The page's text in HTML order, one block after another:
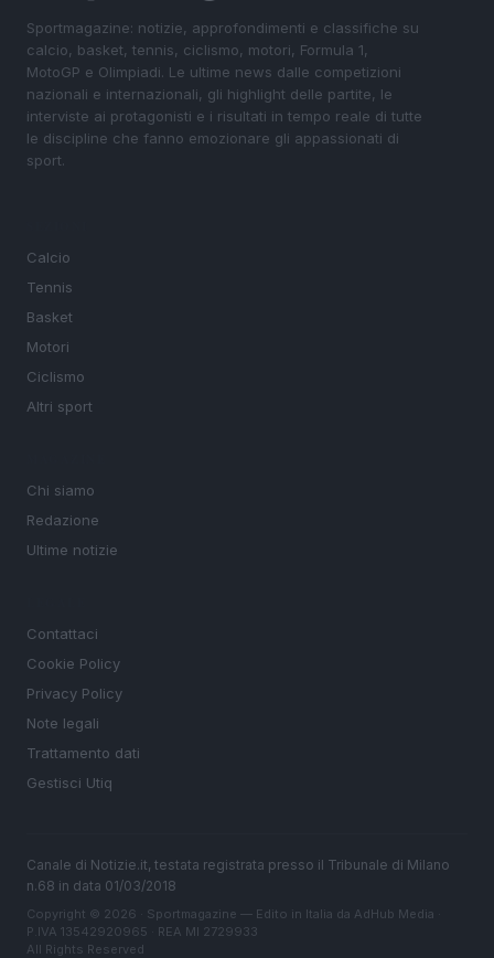
Sportmagazine: notizie, approfondimenti e classifiche su
calcio, basket, tennis, ciclismo, motori, Formula 1,
MotoGP e Olimpiadi. Le ultime news dalle competizioni
nazionali e internazionali, gli highlight delle partite, le
interviste ai protagonisti e i risultati in tempo reale di tutte
le discipline che fanno emozionare gli appassionati di
sport.
Calcio
Tennis
Basket
Motori
Ciclismo
Altri sport
Chi siamo
Redazione
Ultime notizie
Contattaci
Cookie Policy
Privacy Policy
Note legali
Trattamento dati
Gestisci Utiq
Canale di Notizie.it, testata registrata presso il Tribunale di Milano
n.68 in data 01/03/2018
Copyright © 2026 · Sportmagazine — Edito in Italia da AdHub Media
P.IVA 13542920965 · REA MI 2729933
All Rights Reserved